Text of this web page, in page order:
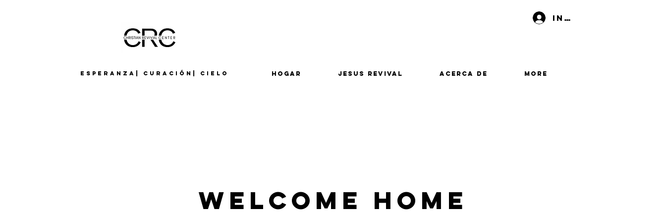
Esperanza| Curación| Cielo
Iniciar sesión
Hogar Jesus Revival Acerca de More
Welcome Home